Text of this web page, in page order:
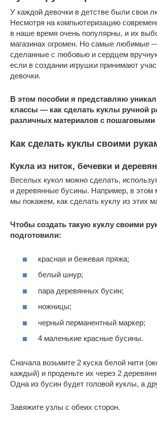
У каждой девочки в детстве были свои
Несмотря на компьютеризацию
в наше время очень популярны, и их
магазинах огромен. Но самые любимые
сделанные с любовью и сердцем
если в создании игрушки принимают
девочки.
В этом пособии я представляю
классы — как сделать куклы ручной
различных материалов с
Как сделать куклы своими
Кукла из ниток, бечевки и
Веселых кукол можно сделать,
и деревянные бусины. Например, в этом
мы покажем, как сделать куклу из этих
Чтобы создать такую куклу своими
подготовили:
красная и бежевая пряжа;
белый шнур;
пара деревянных бусин;
ножницы;
черный перманентный маркер;
4 маленькие красные бусины.
Сначала возьмите 2 куска белой нити
каждый) и проденьте их через 2
Одна из бусин будет головой куклы, а
Завяжите узлы с обеих сторон.